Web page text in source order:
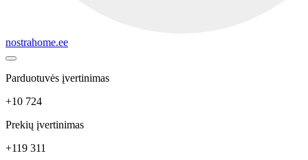
nostrahome.ee
Parduotuvės įvertinimas
+10 724
Prekių įvertinimas
+119 311